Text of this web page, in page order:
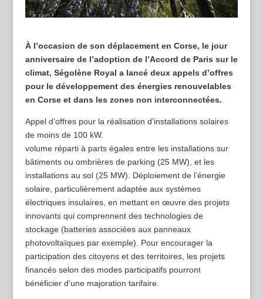
À l’occasion de son déplacement en Corse, le jour
anniversaire de l’adoption de l’Accord de Paris sur le
climat, Ségolène Royal a lancé deux appels d’offres
pour le développement des énergies renouvelables
en Corse et dans les zones non interconnectées.
Appel d’offres pour la réalisation d’installations solaires
de moins de 100 kW.
volume réparti à parts égales entre les installations sur
bâtiments ou ombrières de parking (25 MW), et les
installations au sol (25 MW). Déploiement de l’énergie
solaire, particulièrement adaptée aux systèmes
électriques insulaires, en mettant en œuvre des projets
innovants qui comprennent des technologies de
stockage (batteries associées aux panneaux
photovoltaïques par exemple). Pour encourager la
participation des citoyens et des territoires, les projets
financés selon des modes participatifs pourront
bénéficier d’une majoration tarifaire.